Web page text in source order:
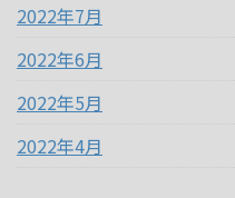
2022年7月
2022年6月
2022年5月
2022年4月